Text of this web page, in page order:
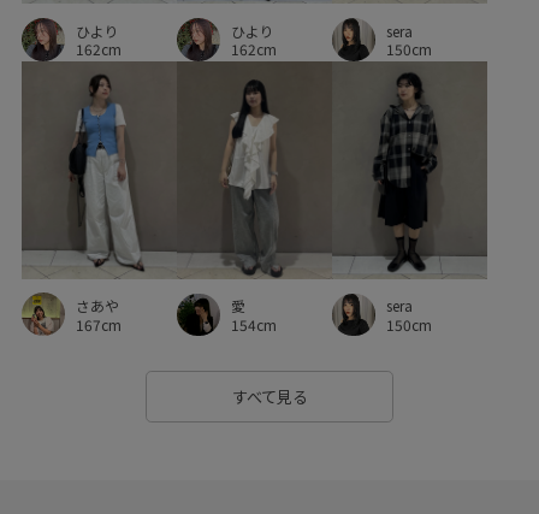
落ち感 財布 長め丈 長財布
ひより
162cm
ひより
162cm
sera
150cm
さあや
167cm
愛
154cm
sera
150cm
すべて見る